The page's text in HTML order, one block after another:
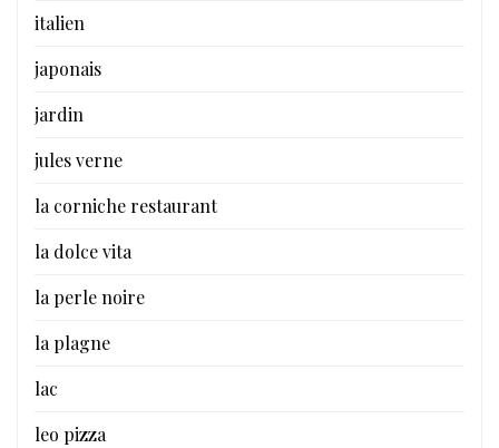
italien
japonais
jardin
jules verne
la corniche restaurant
la dolce vita
la perle noire
la plagne
lac
leo pizza